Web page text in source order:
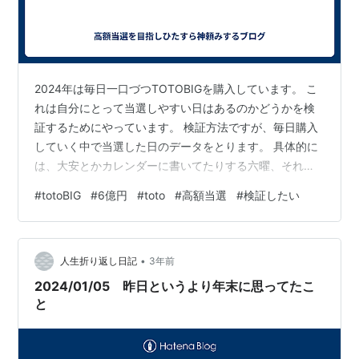
2024年は毎日一口づつTOTOBIGを購入しています。 こ
れは自分にとって当選しやすい日はあるのかどうかを検
証するためにやっています。 検証方法ですが、毎日購入
していく中で当選した日のデータをとります。 具体的に
は、大安とかカレンダーに書いてたりする六曜、それと
日、天赦日、寅の日などに該当しているか？ これらをエ
クセルに記入して、偏りがないか確認しようと思ってい
ます。 それで肝心の今年に入ってからの当選回数です
が… 1回… 偏りを見るにはまだまだ先が長そうです。以
上！
#totoBIG #6億円 #toto #高額当選 #検証したい
人生折り返し日記 • 3年前
2024/01/05 昨日というより年末に思ってたこ
と